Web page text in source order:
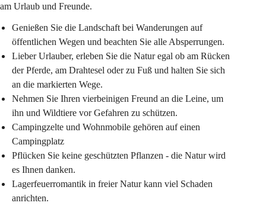
am Urlaub und Freunde.
Genießen Sie die Landschaft bei Wanderungen auf
öffentlichen Wegen und beachten Sie alle Absperrungen.
Lieber Urlauber, erleben Sie die Natur egal ob am Rücken
der Pferde, am Drahtesel oder zu Fuß und halten Sie sich
an die markierten Wege.
Nehmen Sie Ihren vierbeinigen Freund an die Leine, um
ihn und Wildtiere vor Gefahren zu schützen.
Campingzelte und Wohnmobile gehören auf einen
Campingplatz
Pflücken Sie keine geschützten Pflanzen - die Natur wird
es Ihnen danken.
Lagerfeuerromantik in freier Natur kann viel Schaden
anrichten.